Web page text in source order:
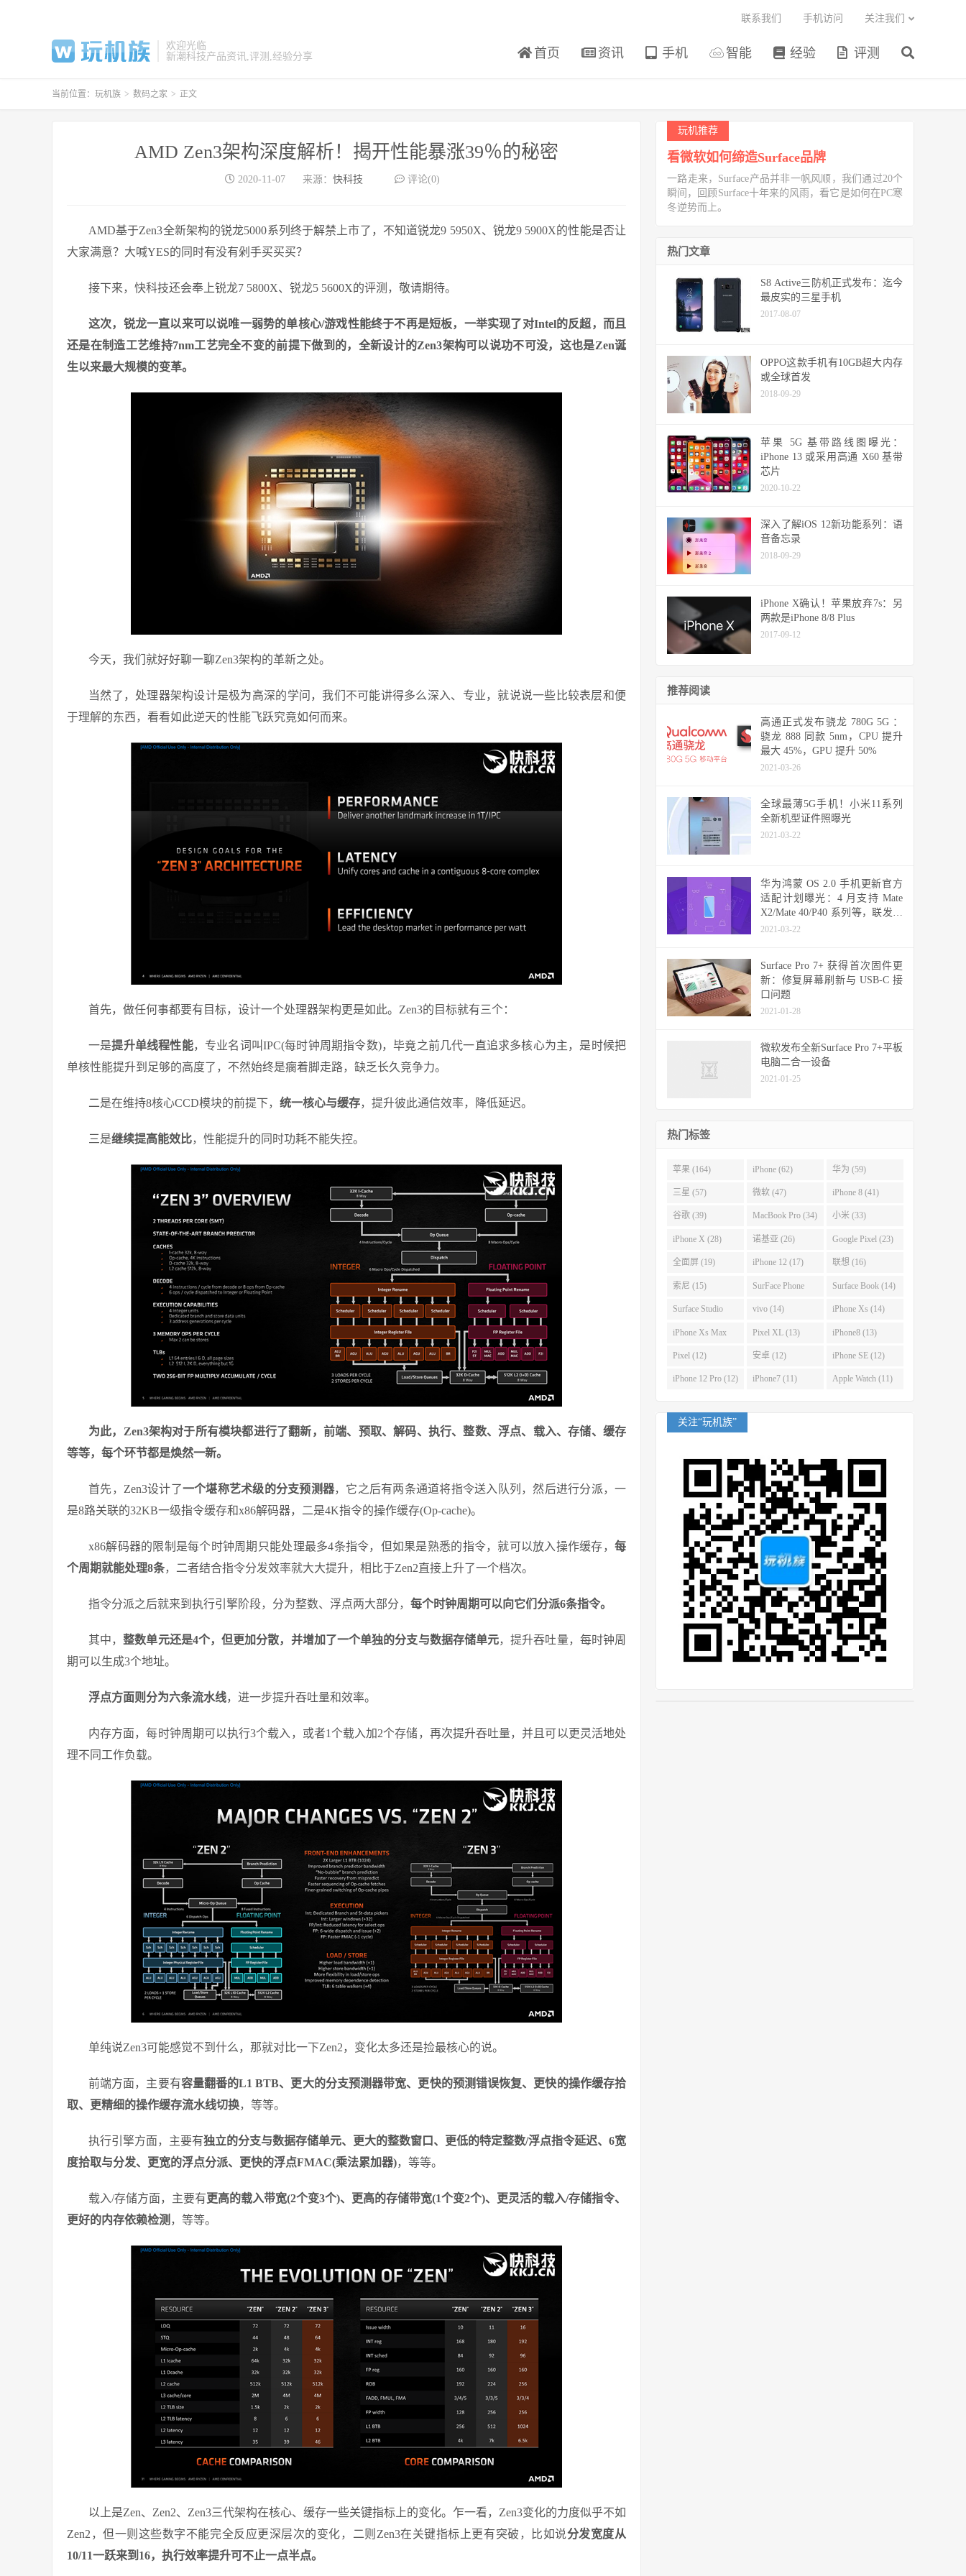
欢迎光临
新潮科技产品资讯,评测,经验分享
首页 资讯 手机 智能 经验 评测
联系我们 手机访问 关注我们
当前位置： 玩机族 > 数码之家 > 正文
AMD Zen3架构深度解析！揭开性能暴涨39％的秘密
2020-11-07 来源： 快科技 评论(0)
AMD基于Zen3全新架构的锐龙5000系列终于解禁上市了，不知道锐龙9 5950X、锐龙9 5900X的性能是否让
大家满意？大喊YES的同时有没有剁手买买买？
接下来，快科技还会奉上锐龙7 5800X、锐龙5 5600X的评测，敬请期待。
这次，锐龙一直以来可以说唯一弱势的单核心/游戏性能终于不再是短板，一举实现了对Intel的反超，而且
还是在制造工艺维持7nm工艺完全不变的前提下做到的，全新设计的Zen3架构可以说功不可没，这也是Zen诞
生以来最大规模的变革。
今天，我们就好好聊一聊Zen3架构的革新之处。
当然了，处理器架构设计是极为高深的学问，我们不可能讲得多么深入、专业，就说说一些比较表层和便
于理解的东西，看看如此逆天的性能飞跃究竟如何而来。
首先，做任何事都要有目标，设计一个处理器架构更是如此。Zen3的目标就有三个：
一是提升单线程性能，专业名词叫IPC(每时钟周期指令数)，毕竟之前几代一直追求多核心为主，是时候把
单核性能提升到足够的高度了，不然始终是瘸着脚走路，缺乏长久竞争力。
二是在维持8核心CCD模块的前提下， 统一核心与缓存，提升彼此通信效率，降低延迟。
三是继续提高能效比，性能提升的同时功耗不能失控。
为此，Zen3架构对于所有模块都进行了翻新，前端、预取、解码、执行、整数、浮点、载入、存储、缓存
等等，每个环节都是焕然一新。
首先，Zen3设计了一个堪称艺术级的分支预测器，它之后有两条通道将指令送入队列，然后进行分派，一
是8路关联的32KB一级指令缓存和x86解码器，二是4K指令的操作缓存(Op-cache)。
x86解码器的限制是每个时钟周期只能处理最多4条指令，但如果是熟悉的指令，就可以放入操作缓存， 每
个周期就能处理8条，二者结合指令分发效率就大大提升，相比于Zen2直接上升了一个档次。
指令分派之后就来到执行引擎阶段，分为整数、浮点两大部分， 每个时钟周期可以向它们分派6条指令。
其中，整数单元还是4个，但更加分散，并增加了一个单独的分支与数据存储单元，提升吞吐量，每时钟周
期可以生成3个地址。
浮点方面则分为六条流水线，进一步提升吞吐量和效率。
内存方面，每时钟周期可以执行3个载入，或者1个载入加2个存储，再次提升吞吐量，并且可以更灵活地处
理不同工作负载。
单纯说Zen3可能感觉不到什么，那就对比一下Zen2，变化太多还是捡最核心的说。
前端方面，主要有容量翻番的L1 BTB、更大的分支预测器带宽、更快的预测错误恢复、更快的操作缓存拾
取、更精细的操作缓存流水线切换，等等。
执行引擎方面，主要有独立的分支与数据存储单元、更大的整数窗口、更低的特定整数/浮点指令延迟、6宽
度拾取与分发、更宽的浮点分派、更快的浮点FMAC(乘法累加器)，等等。
载入/存储方面，主要有更高的载入带宽(2个变3个)、更高的存储带宽(1个变2个)、更灵活的载入/存储指令、
更好的内存依赖检测 ，等等。
以上是Zen、Zen2、Zen3三代架构在核心、缓存一些关键指标上的变化。乍一看，Zen3变化的力度似乎不如
Zen2，但一则这些数字不能完全反应更深层次的变化，二则Zen3在关键指标上更有突破，比如说分发宽度从
10/11一跃来到16，执行效率提升可不止一点半点。
玩机推荐
看微软如何缔造Surface品牌
一路走来，Surface产品并非一帆风顺，我们通过20个
瞬间，回顾Surface十年来的风雨，看它是如何在PC寒
冬逆势而上。
热门文章
S8 Active三防机正式发布：迄今
最皮实的三星手机
2017-08-07
OPPO这款手机有10GB超大内存
或全球首发
2018-09-29
苹果 5G 基带路线图曝光：
iPhone 13 或采用高通 X60 基带
芯片
2020-10-22
深入了解iOS 12新功能系列：语
音备忘录
2018-09-29
iPhone X确认！苹果放弃7s：另
两款是iPhone 8/8 Plus
2017-09-12
推荐阅读
高通正式发布骁龙 780G 5G ：
骁龙 888 同款 5nm，CPU 提升
最大 45%，GPU 提升 50%
2021-03-26
全球最薄5G手机！小米11系列
全新机型证件照曝光
2021-03-22
华为鸿蒙 OS 2.0 手机更新官方
适配计划曝光：4 月支持 Mate
X2/Mate 40/P40 系列等，联发科
天玑机型可能无缘
2021-03-22
Surface Pro 7+ 获得首次固件更
新：修复屏幕刷新与 USB-C 接
口问题
2021-01-28
微软发布全新Surface Pro 7+平板
电脑二合一设备
2021-01-25
热门标签
苹果 (164) iPhone (62) 华为 (59)
三星 (57) 微软 (47) iPhone 8 (41)
谷歌 (39) MacBook Pro (34) 小米 (33)
iPhone X (28) 诺基亚 (26) Google Pixel (23)
全面屏 (19) iPhone 12 (17) 联想 (16)
索尼 (15) SurFace Phone
(14)
Surface Book (14)
Surface Studio
(14)
vivo (14) iPhone Xs (14)
iPhone Xs Max
(14)
Pixel XL (13) iPhone8 (13)
Pixel (12) 安卓 (12) iPhone SE (12)
iPhone 12 Pro (12) iPhone7 (11) Apple Watch (11)
关注“玩机族”